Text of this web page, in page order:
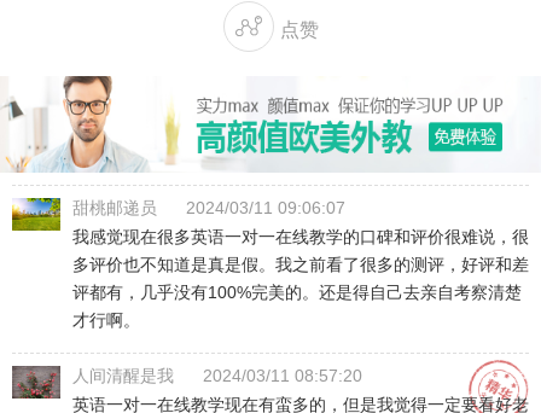
 点赞
甜桃邮递员
2024/03/11 09:06:07
我感觉现在很多英语一对一在线教学的口碑和评价很难说，很
多评价也不知道是真是假。我之前看了很多的测评，好评和差
评都有，几乎没有100%完美的。还是得自己去亲自考察清楚
才行啊。
人间清醒是我
2024/03/11 08:57:20
英语一对一在线教学现在有蛮多的，但是我觉得一定要看好老